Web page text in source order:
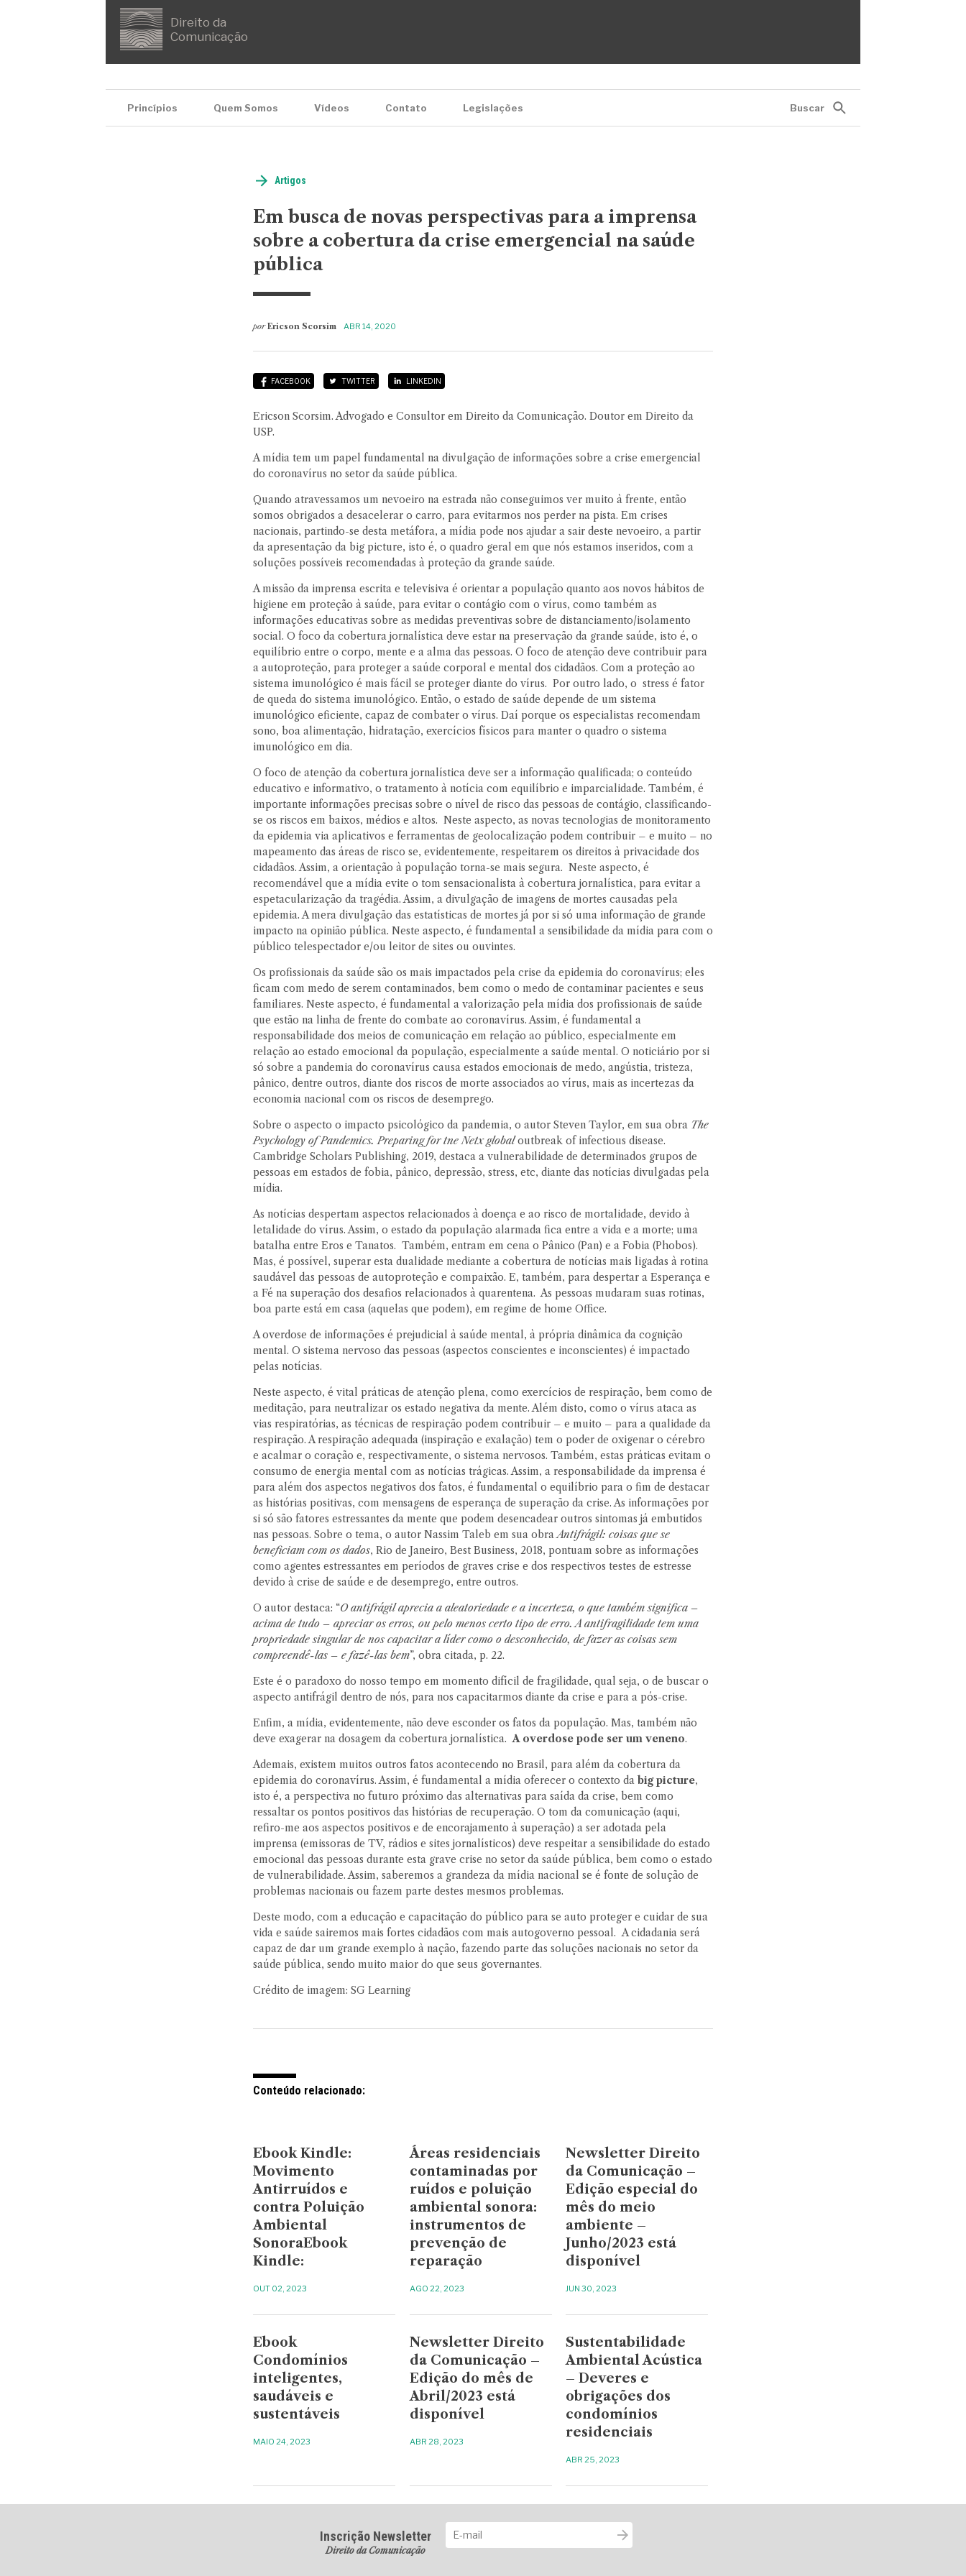
Direito da
Comunicação
Princípios Quem Somos Vídeos Contato Legislações Buscar
Artigos
Em busca de novas perspectivas para a imprensa
sobre a cobertura da crise emergencial na saúde
pública
por Ericson Scorsim ABR 14, 2020
FACEBOOK TWITTER LINKEDIN
Ericson Scorsim. Advogado e Consultor em Direito da Comunicação. Doutor em Direito da
USP.
A mídia tem um papel fundamental na divulgação de informações sobre a crise emergencial
do coronavírus no setor da saúde pública.
Quando atravessamos um nevoeiro na estrada não conseguimos ver muito à frente, então
somos obrigados a desacelerar o carro, para evitarmos nos perder na pista. Em crises
nacionais, partindo-se desta metáfora, a mídia pode nos ajudar a sair deste nevoeiro, a partir
da apresentação da big picture, isto é, o quadro geral em que nós estamos inseridos, com a
soluções possíveis recomendadas à proteção da grande saúde.
A missão da imprensa escrita e televisiva é orientar a população quanto aos novos hábitos de
higiene em proteção à saúde, para evitar o contágio com o vírus, como também as
informações educativas sobre as medidas preventivas sobre de distanciamento/isolamento
social. O foco da cobertura jornalística deve estar na preservação da grande saúde, isto é, o
equilíbrio entre o corpo, mente e a alma das pessoas. O foco de atenção deve contribuir para
a autoproteção, para proteger a saúde corporal e mental dos cidadãos. Com a proteção ao
sistema imunológico é mais fácil se proteger diante do vírus. Por outro lado, o stress é fator
de queda do sistema imunológico. Então, o estado de saúde depende de um sistema
imunológico eficiente, capaz de combater o vírus. Daí porque os especialistas recomendam
sono, boa alimentação, hidratação, exercícios físicos para manter o quadro o sistema
imunológico em dia.
O foco de atenção da cobertura jornalística deve ser a informação qualificada; o conteúdo
educativo e informativo, o tratamento à notícia com equilíbrio e imparcialidade. Também, é
importante informações precisas sobre o nível de risco das pessoas de contágio, classificando-
se os riscos em baixos, médios e altos. Neste aspecto, as novas tecnologias de monitoramento
da epidemia via aplicativos e ferramentas de geolocalização podem contribuir – e muito – no
mapeamento das áreas de risco se, evidentemente, respeitarem os direitos à privacidade dos
cidadãos. Assim, a orientação à população torna-se mais segura. Neste aspecto, é
recomendável que a mídia evite o tom sensacionalista à cobertura jornalística, para evitar a
espetacularização da tragédia. Assim, a divulgação de imagens de mortes causadas pela
epidemia. A mera divulgação das estatísticas de mortes já por si só uma informação de grande
impacto na opinião pública. Neste aspecto, é fundamental a sensibilidade da mídia para com o
público telespectador e/ou leitor de sites ou ouvintes.
Os profissionais da saúde são os mais impactados pela crise da epidemia do coronavírus; eles
ficam com medo de serem contaminados, bem como o medo de contaminar pacientes e seus
familiares. Neste aspecto, é fundamental a valorização pela mídia dos profissionais de saúde
que estão na linha de frente do combate ao coronavírus. Assim, é fundamental a
responsabilidade dos meios de comunicação em relação ao público, especialmente em
relação ao estado emocional da população, especialmente a saúde mental. O noticiário por si
só sobre a pandemia do coronavírus causa estados emocionais de medo, angústia, tristeza,
pânico, dentre outros, diante dos riscos de morte associados ao vírus, mais as incertezas da
economia nacional com os riscos de desemprego.
Sobre o aspecto o impacto psicológico da pandemia, o autor Steven Taylor, em sua obra The
Psychology of Pandemics. Preparing for tne Netx globaloutbreak of infectious disease.
Cambridge Scholars Publishing, 2019, destaca a vulnerabilidade de determinados grupos de
pessoas em estados de fobia, pânico, depressão, stress, etc, diante das notícias divulgadas pela
mídia.
As notícias despertam aspectos relacionados à doença e ao risco de mortalidade, devido à
letalidade do vírus. Assim, o estado da população alarmada fica entre a vida e a morte; uma
batalha entre Eros e Tanatos. Também, entram em cena o Pânico (Pan) e a Fobia (Phobos).
Mas, é possível, superar esta dualidade mediante a cobertura de notícias mais ligadas à rotina
saudável das pessoas de autoproteção e compaixão. E, também, para despertar a Esperança e
a Fé na superação dos desafios relacionados à quarentena. As pessoas mudaram suas rotinas,
boa parte está em casa (aquelas que podem), em regime de home Office.
A overdose de informações é prejudicial à saúde mental, à própria dinâmica da cognição
mental. O sistema nervoso das pessoas (aspectos conscientes e inconscientes) é impactado
pelas notícias.
Neste aspecto, é vital práticas de atenção plena, como exercícios de respiração, bem como de
meditação, para neutralizar os estado negativa da mente. Além disto, como o vírus ataca as
vias respiratórias, as técnicas de respiração podem contribuir – e muito – para a qualidade da
respiração. A respiração adequada (inspiração e exalação) tem o poder de oxigenar o cérebro
e acalmar o coração e, respectivamente, o sistema nervosos. Também, estas práticas evitam o
consumo de energia mental com as notícias trágicas. Assim, a responsabilidade da imprensa é
para além dos aspectos negativos dos fatos, é fundamental o equilíbrio para o fim de destacar
as histórias positivas, com mensagens de esperança de superação da crise. As informações por
si só são fatores estressantes da mente que podem desencadear outros sintomas já embutidos
nas pessoas. Sobre o tema, o autor Nassim Taleb em sua obraAntifrágil: coisas que se
beneficiam com os dados, Rio de Janeiro, Best Business, 2018, pontuam sobre as informações
como agentes estressantes em períodos de graves crise e dos respectivos testes de estresse
devido à crise de saúde e de desemprego, entre outros.
O autor destaca: “O antifrágil aprecia a aleatoriedade e a incerteza, o que também significa –
acima de tudo – apreciar os erros, ou pelo menos certo tipo de erro. A antifragilidade tem uma
propriedade singular de nos capacitar a líder como o desconhecido, de fazer as coisas sem
compreendê-las – e fazê-las bem”, obra citada, p. 22.
Este é o paradoxo do nosso tempo em momento difícil de fragilidade, qual seja, o de buscar o
aspecto antifrágil dentro de nós, para nos capacitarmos diante da crise e para a pós-crise.
Enfim, a mídia, evidentemente, não deve esconder os fatos da população. Mas, também não
deve exagerar na dosagem da cobertura jornalística.A overdose pode ser um veneno.
Ademais, existem muitos outros fatos acontecendo no Brasil, para além da cobertura da
epidemia do coronavírus. Assim, é fundamental a mídia oferecer o contexto da big picture,
isto é, a perspectiva no futuro próximo das alternativas para saída da crise, bem como
ressaltar os pontos positivos das histórias de recuperação. O tom da comunicação (aqui,
refiro-me aos aspectos positivos e de encorajamento à superação) a ser adotada pela
imprensa (emissoras de TV, rádios e sites jornalísticos) deve respeitar a sensibilidade do estado
emocional das pessoas durante esta grave crise no setor da saúde pública, bem como o estado
de vulnerabilidade. Assim, saberemos a grandeza da mídia nacional se é fonte de solução de
problemas nacionais ou fazem parte destes mesmos problemas.
Deste modo, com a educação e capacitação do público para se auto proteger e cuidar de sua
vida e saúde sairemos mais fortes cidadãos com mais autogoverno pessoal. A cidadania será
capaz de dar um grande exemplo à nação, fazendo parte das soluções nacionais no setor da
saúde pública, sendo muito maior do que seus governantes.
Crédito de imagem: SG Learning
Conteúdo relacionado:
Ebook Kindle:
Movimento
Antirruídos e
contra Poluição
Ambiental
SonoraEbook
Kindle:
OUT 02, 2023
Áreas residenciais
contaminadas por
ruídos e poluição
ambiental sonora:
instrumentos de
prevenção de
reparação
AGO 22, 2023
Newsletter Direito
da Comunicação –
Edição especial do
mês do meio
ambiente –
Junho/2023 está
disponível
JUN 30, 2023
Ebook
Condomínios
inteligentes,
saudáveis e
sustentáveis
MAIO 24, 2023
Newsletter Direito
da Comunicação –
Edição do mês de
Abril/2023 está
disponível
ABR 28, 2023
Sustentabilidade
Ambiental Acústica
– Deveres e
obrigações dos
condomínios
residenciais
ABR 25, 2023
Inscrição Newsletter
Direito da Comunicação